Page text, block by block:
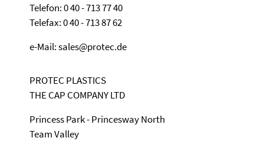
Telefon: 0 40 - 713 77 40
Telefax: 0 40 - 713 87 62
e-Mail: sales@protec.de
PROTEC PLASTICS
THE CAP COMPANY LTD
Princess Park - Princesway North
Team Valley